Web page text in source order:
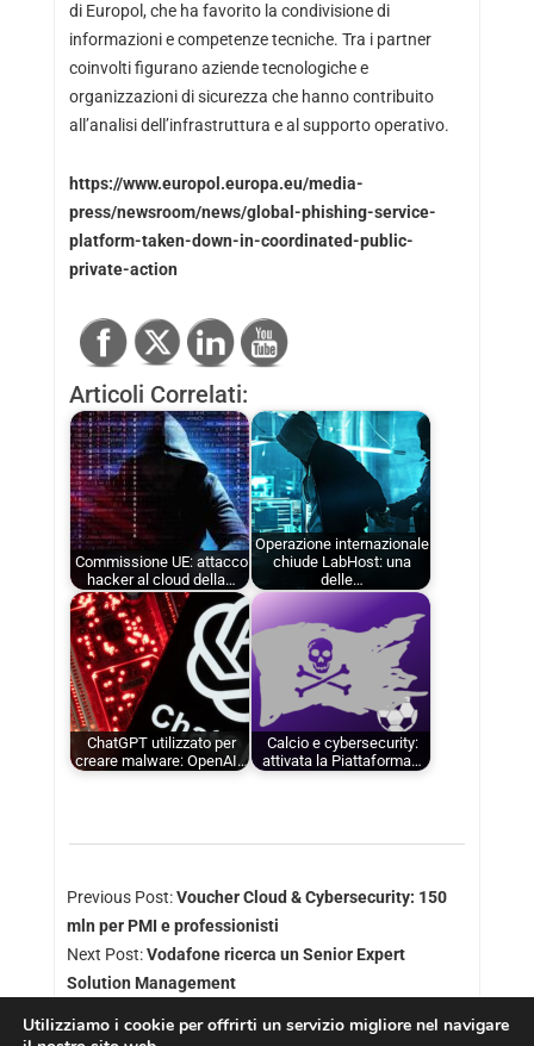
di Europol, che ha favorito la condivisione di
informazioni e competenze tecniche. Tra i partner
coinvolti figurano aziende tecnologiche e
organizzazioni di sicurezza che hanno contribuito
all’analisi dell’infrastruttura e al supporto operativo.
https://www.europol.europa.eu/media-
press/newsroom/news/global-phishing-service-
platform-taken-down-in-coordinated-public-
private-action
Articoli Correlati:
Commissione UE: attacco
hacker al cloud della…
Operazione internazionale
chiude LabHost: una
delle…
ChatGPT utilizzato per
creare malware: OpenAI…
Calcio e cybersecurity:
attivata la Piattaforma…
Previous Post:Voucher Cloud & Cybersecurity: 150
mln per PMI e professionisti
Next Post:Vodafone ricerca un Senior Expert
Solution Management
Utilizziamo i cookie per offrirti un servizio migliore nel navigare